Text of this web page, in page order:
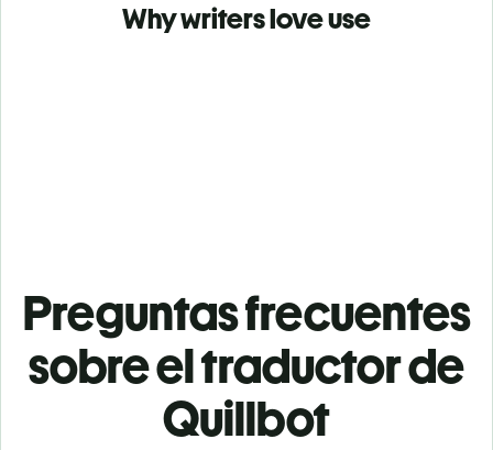
Why writers love use
Preguntas frecuentes
sobre el traductor de
Quillbot